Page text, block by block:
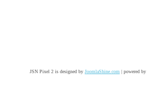
JSN Pixel 2 is designed by JoomlaShine.com | powered by